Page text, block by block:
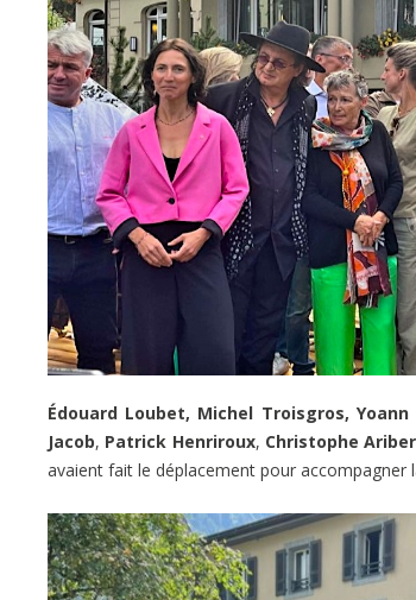
Édouard Loubet, Michel Troisgros,
Jacob, Patrick Henriroux, Christophe
avaient fait le déplacement pour accompagner